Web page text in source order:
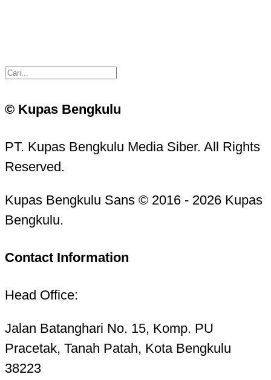
© Kupas Bengkulu
PT. Kupas Bengkulu Media Siber. All Rights
Reserved.
Kupas Bengkulu Sans © 2016 - 2026 Kupas
Bengkulu.
Contact Information
Head Office:
Jalan Batanghari No. 15, Komp. PU
Pracetak, Tanah Patah, Kota Bengkulu
38223